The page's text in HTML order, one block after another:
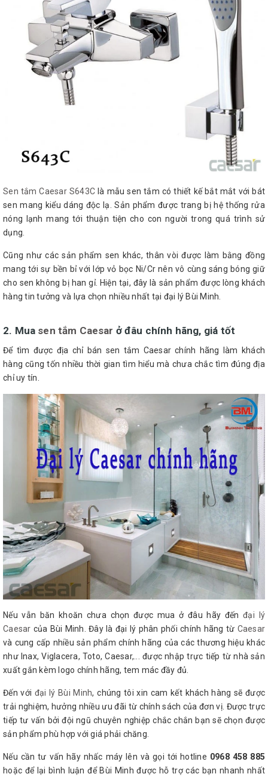
Sen tắm Caesar S643C là mẫu sen tắm có thiết kế bắt mắt với bát
sen mang kiểu dáng độc lạ. Sản phẩm được trang bị hệ thống rửa
nóng lạnh mang tới thuận tiện cho con người trong quá trình sử
dụng.
Cũng như các sản phẩm sen khác, thân vòi được làm bằng đồng
mang tới sự bền bỉ với lớp vỏ bọc Ni/Cr nên vô cùng sáng bóng giữ
cho sen không bị han gỉ. Hiện tại, đây là sản phẩm được lòng khách
hàng tin tưởng và lựa chọn nhiều nhất tại đại lý Bùi Minh.
2. Mua sen tắm Caesar ở đâu chính hãng, giá tốt
Để tìm được địa chỉ bán sen tắm Caesar chính hãng làm khách
hàng cũng tốn nhiều thời gian tìm hiểu mà chưa chắc tìm đúng địa
chỉ uy tín.
Nếu vẫn băn khoăn chưa chọn được mua ở đâu hãy đếnđại lý
Caesar của Bùi Minh. Đây là đại lý phân phối chính hãng từ Caesar
và cung cấp nhiều sản phẩm chính hãng của các thương hiệu khác
như Inax, Viglacera, Toto, Caesar,... được nhập trực tiếp từ nhà sản
xuất gắn kèm logo chính hãng, tem mác đầy đủ.
Đến với đại lý Bùi Minh, chúng tôi xin cam kết khách hàng sẽ được
trải nghiệm, hưởng nhiều ưu đãi từ chính sách của đơn vị. Được trực
tiếp tư vấn bởi đội ngũ chuyên nghiệp chắc chắn bạn sẽ chọn được
sản phẩm phù hợp với giá phải chăng.
Nếu cần tư vấn hãy nhấc máy lên và gọi tới hotline 0968 458 885
hoặc để lại bình luận để Bùi Minh được hỗ trợ các bạn nhanh nhất